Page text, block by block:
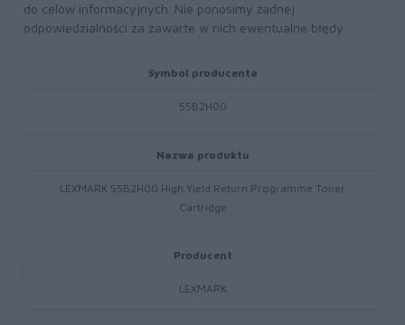
do celów informacyjnych. Nie ponosimy żadnej
odpowiedzialności za zawarte w nich ewentualne błędy.
Symbol producenta
55B2H00
Nazwa produktu
LEXMARK 55B2H00 High Yield Return Programme Toner
Cartridge
Producent
LEXMARK